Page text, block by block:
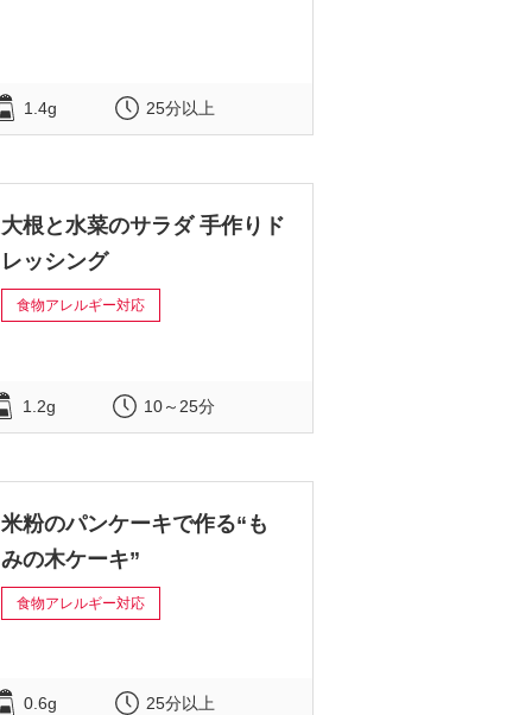
1.4g 25分以上
大根と水菜のサラダ 手作りド
レッシング
食物アレルギー対応
1.2g 10～25分
米粉のパンケーキで作る“も
みの木ケーキ”
食物アレルギー対応
0.6g 25分以上